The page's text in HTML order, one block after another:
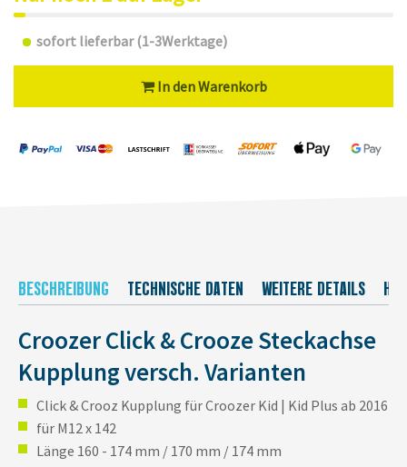
sofort lieferbar (1-3Werktage)
In den Warenkorb
BESCHREIBUNG TECHNISCHE DATEN WEITERE DETAILS
Croozer Click & Crooze Steckachse
Kupplung versch. Varianten
Click & Crooz Kupplung für Croozer Kid | Kid Plus ab 2016
für M12 x 142
Länge 160 - 174 mm / 170 mm / 174 mm